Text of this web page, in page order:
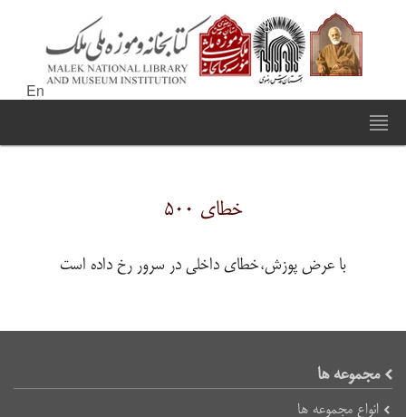
En
خطای ۵۰۰
با عرض پوزش،خطای داخلی در سرور رخ داده است
مجموعه ها
انواع مجموعه ها